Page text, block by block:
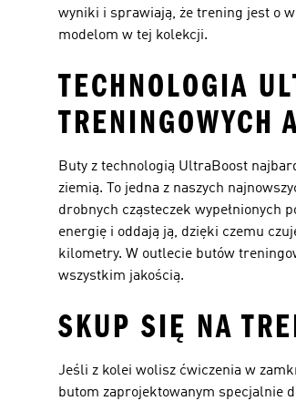
wyniki i sprawiają, że trening jest o
modelom w tej kolekcji.
TECHNOLOGIA
TRENINGOWYCH
Buty z technologią UltraBoost
ziemią. To jedna z naszych
drobnych cząsteczek wypełnionych
energię i oddają ją, dzięki czemu
kilometry. W outlecie butów
wszystkim jakością.
SKUP SIĘ NA
Jeśli z kolei wolisz ćwiczenia w
butom zaprojektowanym specjalnie